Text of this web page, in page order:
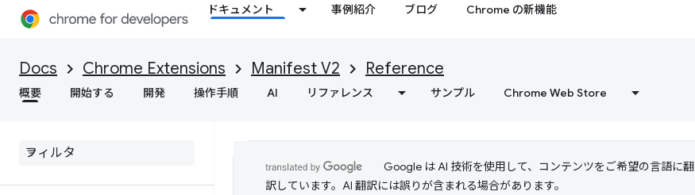
ドキュメント 事例紹介 ブログ Chrome の新機能
Docs Chrome Extensions Manifest V2 Reference
概要 開始する 開発 操作手順 AI リファレンス サンプル Chrome Web Store
Google は AI 技術を使用して、コンテンツをご希望の言語に翻
訳しています。AI 翻訳には誤りが含まれる場合があります。